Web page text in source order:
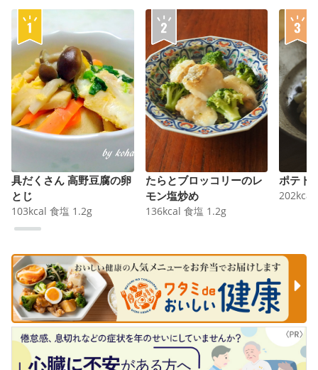
具だくさん 高野豆腐の卵
とじ
103kcal 食塩 1.2g
たらとブロッコリーのレ
モン塩炒め
136kcal 食塩 1.2g
ポテト
202kcal